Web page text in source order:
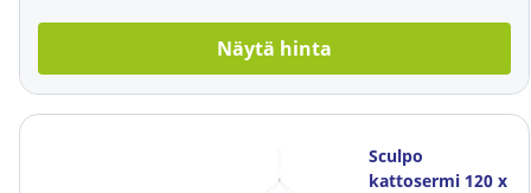
Näytä hinta
Sculpo
kattosermi 120 x